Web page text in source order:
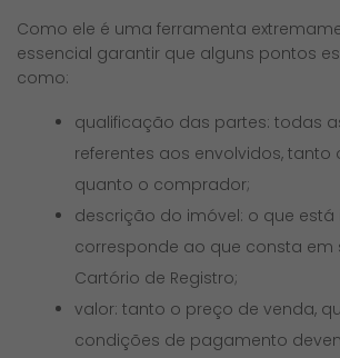
Como ele é uma ferramenta
essencial garantir que alguns pontos
como:
qualificação das partes: todas
referentes aos envolvidos, tanto
quanto o comprador;
descrição do imóvel: o que está
corresponde ao que consta
Cartório de Registro;
valor: tanto o preço de venda,
condições de pagamento